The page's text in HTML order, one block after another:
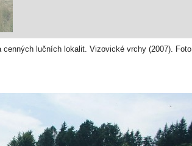
cenných lučních lokalit. Vizovické vrchy (2007). Foto